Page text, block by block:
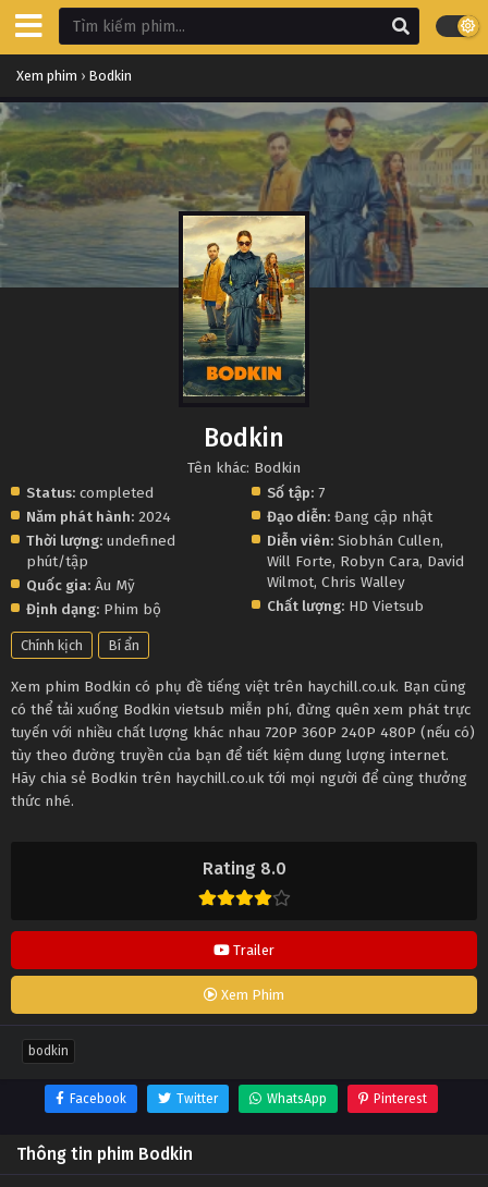
Xem phim › Bodkin
Rating 8.0
Trailer
Xem Phim
Bodkin
Tên khác: Bodkin
Status: completed
Năm phát hành: 2024
Thời lượng: undefined
phút/tập
Quốc gia: Âu Mỹ
Định dạng: Phim bộ
Số tập: 7
Đạo diễn: Đang cập nhật
Diễn viên: Siobhán Cullen,
Will Forte, Robyn Cara, David
Wilmot,Chris Walley
Chất lượng: HD Vietsub
Chính kịch Bí ẩn
Xem phim Bodkin có phụ đề tiếng việt trên haychill.co.uk. Bạn cũng
có thể tải xuống Bodkin vietsub miễn phí, đừng quên xem phát trực
tuyến với nhiều chất lượng khác nhau 720P 360P 240P 480P (nếu có)
tùy theo đường truyền của bạn để tiết kiệm dung lượng internet.
Hãy chia sẻ Bodkin trên haychill.co.uk tới mọi người để cùng thưởng
thức nhé.
bodkin
Facebook Twitter WhatsApp Pinterest
Thông tin phim Bodkin